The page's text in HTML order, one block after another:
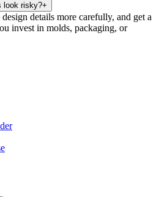
look risky?+
details more carefully, and get a
invest in molds, packaging, or